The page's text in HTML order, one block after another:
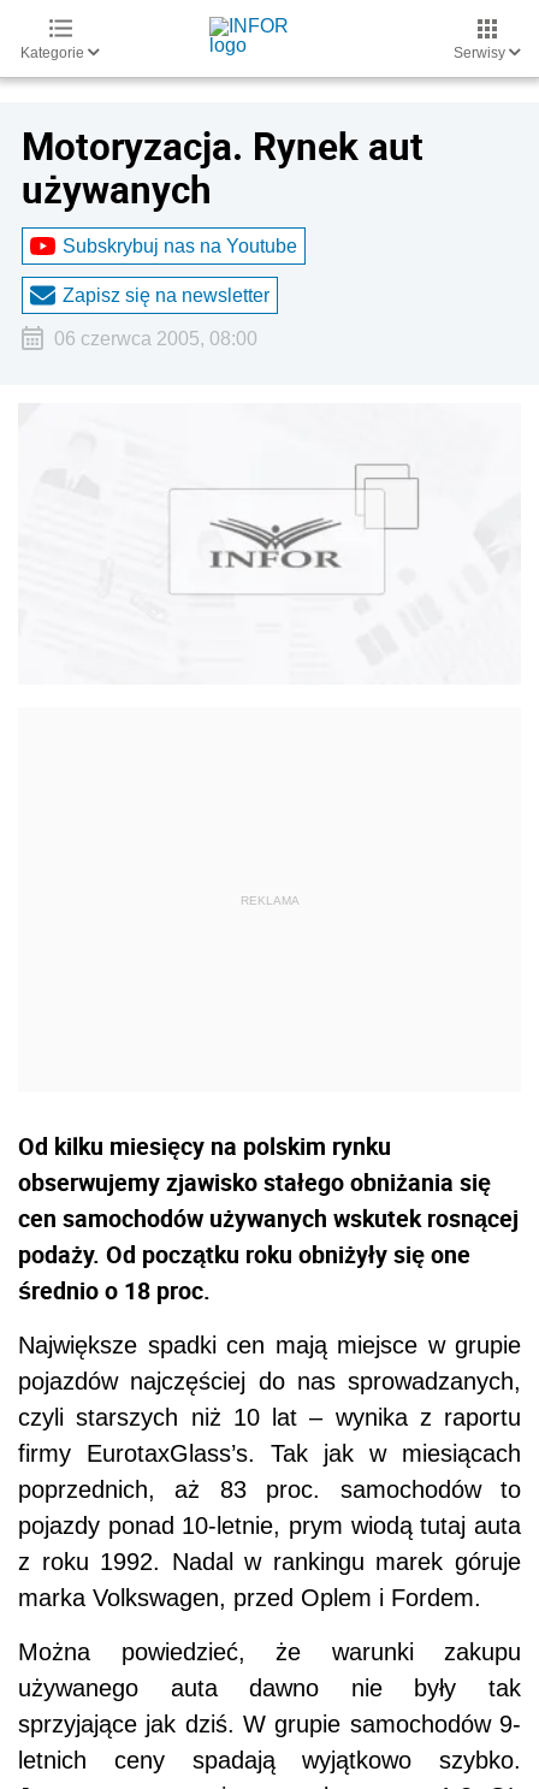
Kategorie Serwisy
Motoryzacja. Rynek aut
używanych
Subskrybuj nas na Youtube
Zapisz się na newsletter
06 czerwca 2005, 08:00
Od kilku miesięcy na polskim rynku
obserwujemy zjawisko stałego obniżania się
cen samochodów używanych wskutek rosnącej
podaży. Od początku roku obniżyły się o­ne
średnio o 18 proc.
Największe spadki cen mają miejsce w grupie
pojazdów najczęściej do nas sprowadzanych,
czyli starszych niż 10 lat – wynika z raportu
firmy EurotaxGlass’s. Tak jak w miesiącach
poprzednich, aż 83 proc. samochodów to
pojazdy ponad 10-letnie, prym wiodą tutaj auta
z roku 1992. Nadal w rankingu marek góruje
marka Volkswagen, przed Oplem i Fordem.
Można powiedzieć, że warunki zakupu
używanego auta dawno nie były tak
sprzyjające jak dziś. W grupie samochodów 9-
letnich ceny spadają wyjątkowo szybko.